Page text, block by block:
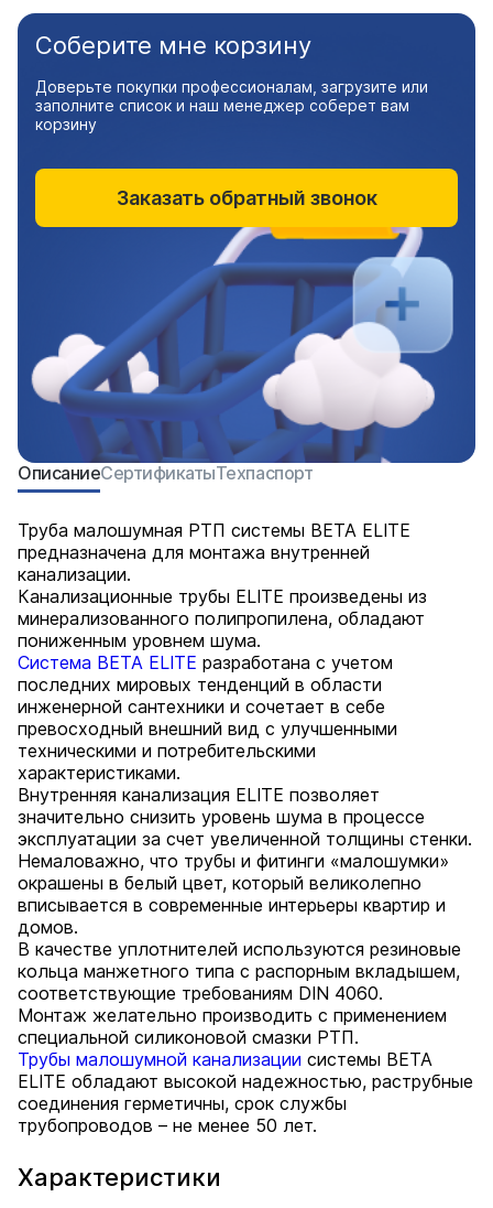
Характеристики
ОписаниеСертификатыТехпаспорт
Труба малошумная РТП системы BETA ELITE
предназначена для монтажа внутренней
канализации.
Канализационные трубы ELITE произведены из
минерализованного полипропилена, обладают
пониженным уровнем шума.
Система BETA ELITE разработана с учетом
последних мировых тенденций в области
инженерной сантехники и сочетает в себе
превосходный внешний вид с улучшенными
техническими и потребительскими
характеристиками.
Внутренняя канализация ELITE позволяет
значительно снизить уровень шума в процессе
эксплуатации за счет увеличенной толщины стенки.
Немаловажно, что трубы и фитинги «малошумки»
окрашены в белый цвет, который великолепно
вписывается в современные интерьеры квартир и
домов.
В качестве уплотнителей используются резиновые
кольца манжетного типа с распорным вкладышем,
соответствующие требованиям DIN 4060.
Монтаж желательно производить с применением
специальной силиконовой смазки РТП.
Трубы малошумной канализации системы BETA
ELITE обладают высокой надежностью, раструбные
соединения герметичны, срок службы
трубопроводов – не менее 50 лет.
Соберите мне корзину
Доверьте покупки профессионалам, загрузите или
заполните список и наш менеджер соберет вам
корзину
Заказать обратный звонок